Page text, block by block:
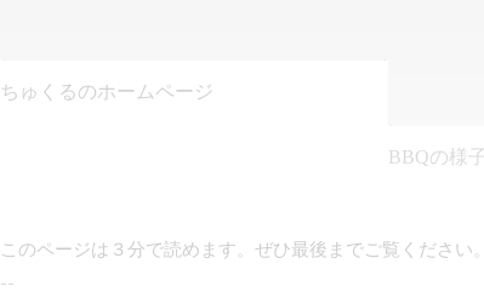
ちゅくるのホームページ
BBQの様子
このページは３分で読めます。ぜひ最後までご覧ください。
--